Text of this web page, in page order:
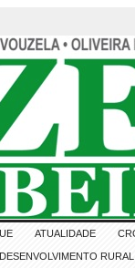
ATUALIDADE
DESENVOLVIMENTO RURAL